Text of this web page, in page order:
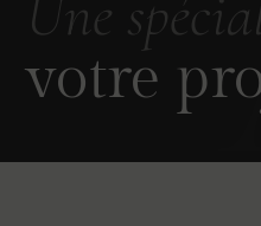
Une
votre